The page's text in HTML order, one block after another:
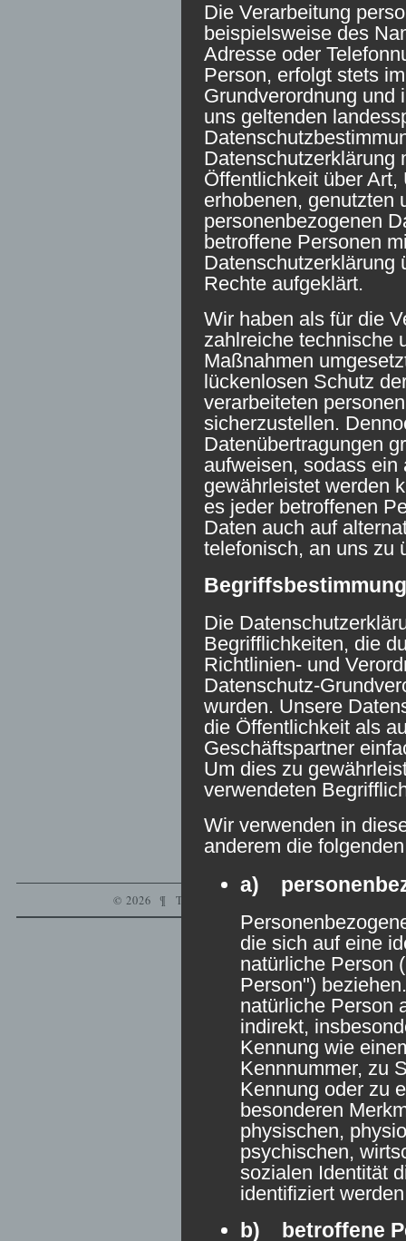
© 2026 ¶ THANKS, WORDPRESS
Die Verarbeitung
beispielsweise des
Adresse oder
Person, erfolgt stets
Grundverordnung und
uns geltenden
Datenschutzerklärung
Öffentlichkeit über
erhobenen, genutzten
personenbezogenen
betroffene Personen
Datenschutzerklärung
Rechte aufgeklärt.
Wir haben als für die
zahlreiche technische
Maßnahmen
lückenlosen Schutz
verarbeiteten
sicherzustellen.
Datenübertragungen
aufweisen, sodass
gewährleistet werden
es jeder betroffenen
Daten auch auf
telefonisch, an uns zu
Die
Begrifflichkeiten, die
Richtlinien- und
Datenschutz-
wurden. Unsere
die Öffentlichkeit als
Geschäftspartner
Um dies zu
verwendeten
Wir verwenden in
anderem die
a)
die sich auf eine
natürliche Person
Person")
natürliche Person
indirekt,
Kennung wie
Kennnummer, zu
Kennung oder zu
besonderen
physischen,
psychischen,
sozialen Identität
identifiziert
b) betroffene